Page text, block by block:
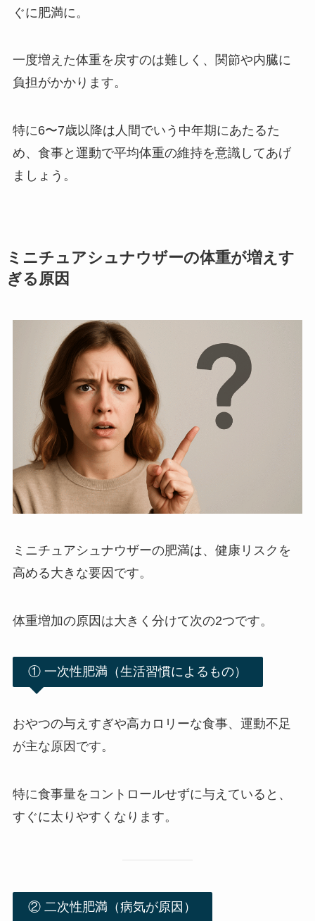
ぐに肥満に。
一度増えた体重を戻すのは難しく、関節や内臓に
負担がかかります。
特に6〜7歳以降は人間でいう中年期にあたるた
め、食事と運動で平均体重の維持を意識してあげ
ましょう。
ミニチュアシュナウザーの体重が増えす
ぎる原因
ミニチュアシュナウザーの肥満は、健康リスクを
高める大きな要因です。
体重増加の原因は大きく分けて次の2つです。
① 一次性肥満（生活習慣によるもの）
おやつの与えすぎや高カロリーな食事、運動不足
が主な原因です。
特に食事量をコントロールせずに与えていると、
すぐに太りやすくなります。
② 二次性肥満（病気が原因）